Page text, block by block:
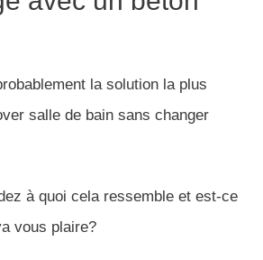
la solution la plus
salle de bain sans changer
à quoi cela ressemble et est-ce
vous plaire?